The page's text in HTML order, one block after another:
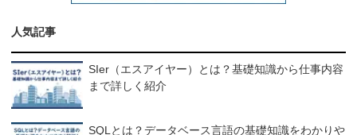
人気記事
SIer（エスアイヤー）とは？基礎知識から仕事内容
まで詳しく紹介
SQLとは？データベース言語の基礎知識をわかりや